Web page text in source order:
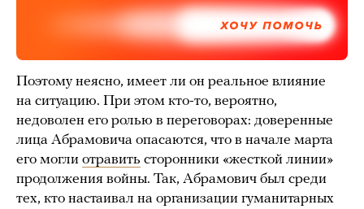
ХОЧУ ПОМОЧЬ
Поэтому неясно, имеет ли он реальное влияние
на ситуацию. При этом кто-то, вероятно,
недоволен его ролью в переговорах: доверенные
лица Абрамовича опасаются, что в начале марта
его могли отравить сторонники «жесткой линии»
продолжения войны. Так, Абрамович был среди
тех, кто настаивал на организации гуманитарных